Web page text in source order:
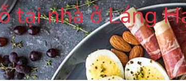
tại nhà ở Láng